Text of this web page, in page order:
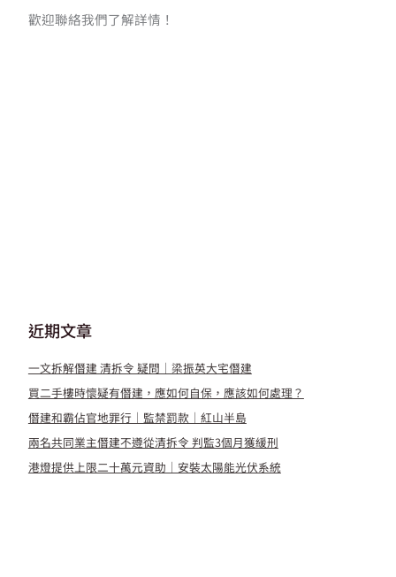
歡迎聯絡我們了解詳情！
近期文章
一文拆解僭建 清拆令 疑問｜梁振英大宅僭建
買二手樓時懷疑有僭建，應如何自保，應該如何處理？
僭建和霸佔官地罪行｜監禁罰款｜紅山半島
兩名共同業主僭建不遵從清拆令 判監3個月獲緩刑
港燈提供上限二十萬元資助｜安裝太陽能光伏系統